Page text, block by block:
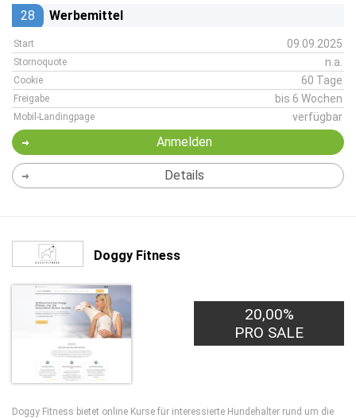
28 Werbemittel
Start 09.09.2025
Stornoquote n.a.
Cookie 60 Tage
Freigabe bis 6 Wochen
Mobil-Landingpage verfügbar
Anmelden
Details
Doggy Fitness
20,00%
PRO SALE
Doggy Fitness bietet online Kurse für interessierte Hundehalter rund um die